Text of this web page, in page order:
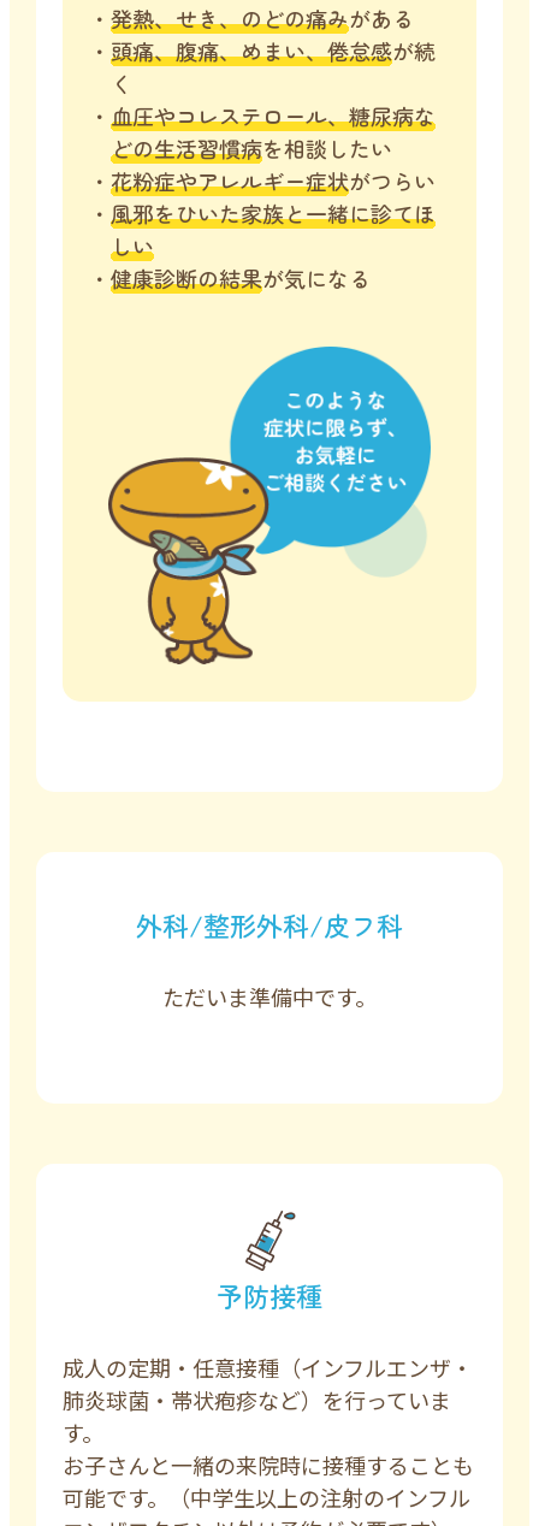
発熱、せき、のどの痛みがある
頭痛、腹痛、めまい、倦怠感が続
く
血圧やコレステロール、糖尿病な
どの生活習慣病を相談したい
花粉症やアレルギー症状がつらい
風邪をひいた家族と一緒に診てほ
しい
健康診断の結果が気になる
外科/整形外科/皮フ科
ただいま準備中です。
予防接種
成人の定期・任意接種（インフルエンザ・
肺炎球菌・帯状疱疹など）を行っていま
す。
お子さんと一緒の来院時に接種することも
可能です。（中学生以上の注射のインフル